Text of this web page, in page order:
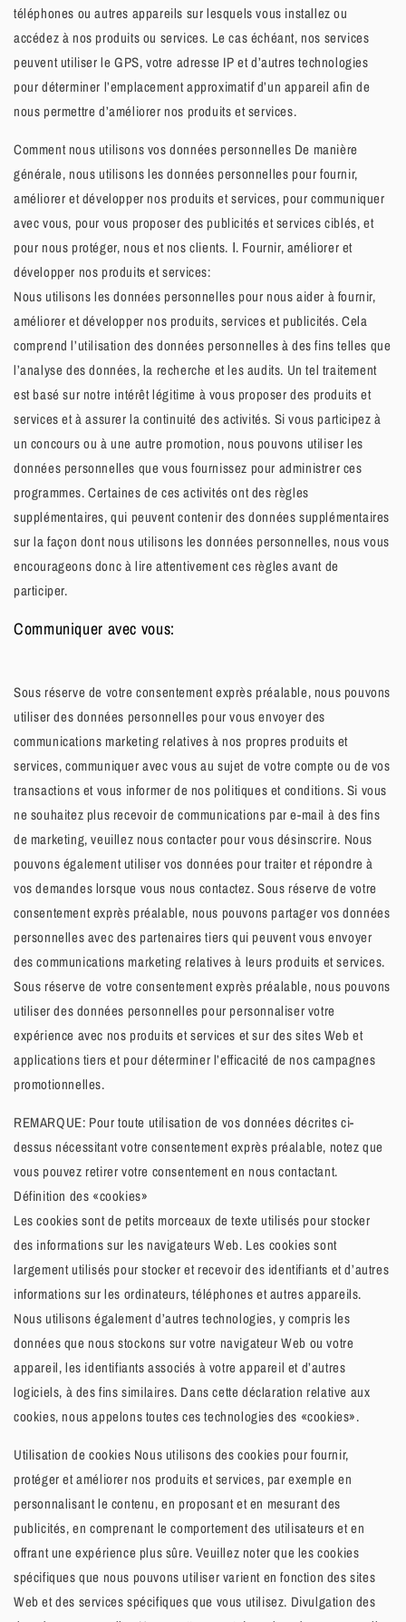
téléphones ou autres appareils sur lesquels vous installez ou
accédez à nos produits ou services. Le cas échéant, nos services
peuvent utiliser le GPS, votre adresse IP et d’autres technologies
pour déterminer l’emplacement approximatif d’un appareil afin de
nous permettre d’améliorer nos produits et services.
Comment nous utilisons vos données personnelles De manière
générale, nous utilisons les données personnelles pour fournir,
améliorer et développer nos produits et services, pour communiquer
avec vous, pour vous proposer des publicités et services ciblés, et
pour nous protéger, nous et nos clients. Ⅰ. Fournir, améliorer et
développer nos produits et services:
Nous utilisons les données personnelles pour nous aider à fournir,
améliorer et développer nos produits, services et publicités. Cela
comprend l’utilisation des données personnelles à des fins telles que
l’analyse des données, la recherche et les audits. Un tel traitement
est basé sur notre intérêt légitime à vous proposer des produits et
services et à assurer la continuité des activités. Si vous participez à
un concours ou à une autre promotion, nous pouvons utiliser les
données personnelles que vous fournissez pour administrer ces
programmes. Certaines de ces activités ont des règles
supplémentaires, qui peuvent contenir des données supplémentaires
sur la façon dont nous utilisons les données personnelles, nous vous
encourageons donc à lire attentivement ces règles avant de
participer.
Communiquer avec vous:
Sous réserve de votre consentement exprès préalable, nous pouvons
utiliser des données personnelles pour vous envoyer des
communications marketing relatives à nos propres produits et
services, communiquer avec vous au sujet de votre compte ou de vos
transactions et vous informer de nos politiques et conditions. Si vous
ne souhaitez plus recevoir de communications par e-mail à des fins
de marketing, veuillez nous contacter pour vous désinscrire. Nous
pouvons également utiliser vos données pour traiter et répondre à
vos demandes lorsque vous nous contactez. Sous réserve de votre
consentement exprès préalable, nous pouvons partager vos données
personnelles avec des partenaires tiers qui peuvent vous envoyer
des communications marketing relatives à leurs produits et services.
Sous réserve de votre consentement exprès préalable, nous pouvons
utiliser des données personnelles pour personnaliser votre
expérience avec nos produits et services et sur des sites Web et
applications tiers et pour déterminer l’efficacité de nos campagnes
promotionnelles.
REMARQUE: Pour toute utilisation de vos données décrites ci-
dessus nécessitant votre consentement exprès préalable, notez que
vous pouvez retirer votre consentement en nous contactant.
Définition des «cookies»
Les cookies sont de petits morceaux de texte utilisés pour stocker
des informations sur les navigateurs Web. Les cookies sont
largement utilisés pour stocker et recevoir des identifiants et d’autres
informations sur les ordinateurs, téléphones et autres appareils.
Nous utilisons également d’autres technologies, y compris les
données que nous stockons sur votre navigateur Web ou votre
appareil, les identifiants associés à votre appareil et d’autres
logiciels, à des fins similaires. Dans cette déclaration relative aux
cookies, nous appelons toutes ces technologies des «cookies».
Utilisation de cookies Nous utilisons des cookies pour fournir,
protéger et améliorer nos produits et services, par exemple en
personnalisant le contenu, en proposant et en mesurant des
publicités, en comprenant le comportement des utilisateurs et en
offrant une expérience plus sûre. Veuillez noter que les cookies
spécifiques que nous pouvons utiliser varient en fonction des sites
Web et des services spécifiques que vous utilisez. Divulgation des